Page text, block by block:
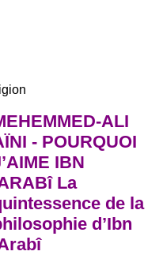
ALI
- POURQUOI
IBN
La
de la
d’Ibn